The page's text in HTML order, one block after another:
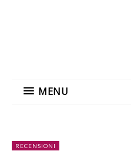
MENU
RECENSIONI